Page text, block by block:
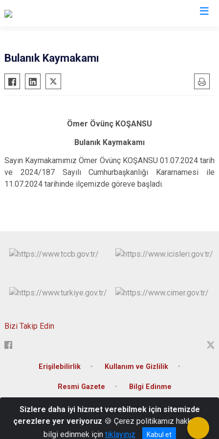
Bulanık Kaymakamı
Ömer Övünç KOŞANSU
Bulanık Kaymakamı
Sayın Kaymakamımız Ömer Övünç KOŞANSU 01.07.2024 tarih
ve 2024/187 Sayılı Cumhurbaşkanlığı Kararnamesi ile
11.07.2024 tarihinde ilçemizde göreve başladı.
Bizi Takip Edin
Erişilebilirlik Kullanım ve Gizlilik
Resmi Gazete Bilgi Edinme
T.C. Muş Valiliği Kültür Mahallesi İstasyon Caddesi Hükümet Konağı
0 436 212 10 01-02-03
Sizlere daha iyi hizmet verebilmek için sitemizde
çerezlere yer veriyoruz 🍪 Çerez politikamız hakkında
bilgi edinmek için tıklayınız Kabul et